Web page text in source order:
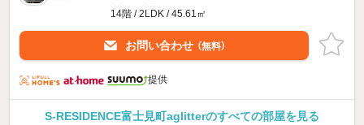
14階 / 2LDK / 45.61㎡
お問い合わせ （無料）
提供
S-RESIDENCE富士見町aglitterのすべての部屋を見る